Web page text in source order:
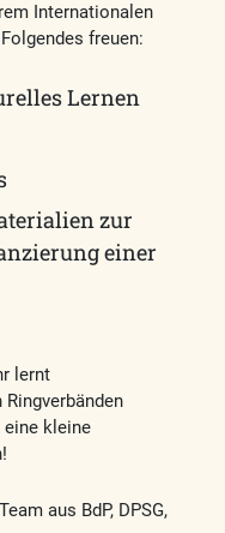
Internationalen
freuen:
Lernen
zur
einer
lernt
eine kleine
aus BdP, DPSG,